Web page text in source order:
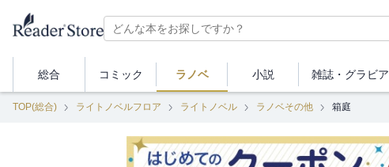
総合 コミック ラノベ 小説 雑誌・ グラビア
TOP(総合) ライトノベルフロア ライトノベル ラノベその他 箱庭